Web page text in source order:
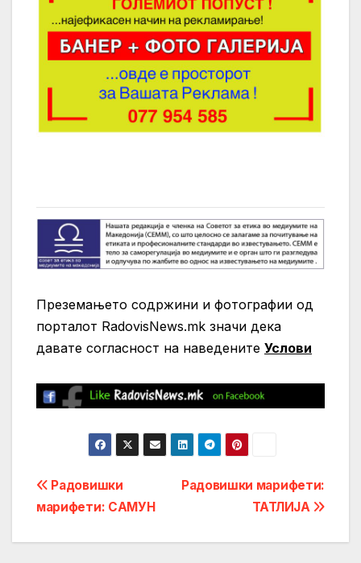
Преземањето содржини и фотографии од
порталот RadovisNews.mk значи дека
давате согласност на нaведените Услови
Post
navigation
Радовишки марифети:
ТАТЛИЈА
Радовишки
марифети: САМУН